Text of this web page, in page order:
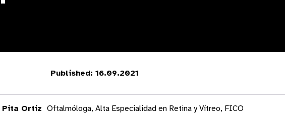
Published: 16.09.2021
Pita Ortiz Oftalmóloga, Alta Especialidad en Retina y Vítreo, FICO